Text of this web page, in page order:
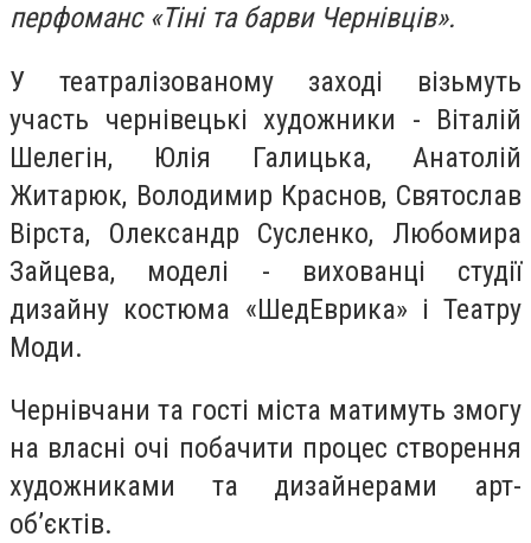
перфоманс «Тіні та барви Чернівців».
У театралізованому заході візьмуть
участь чернівецькі художники - Віталій
Шелегін, Юлія Галицька, Анатолій
Житарюк, Володимир Краснов, Святослав
Вірста, Олександр Сусленко, Любомира
Зайцева, моделі - вихованці студії
дизайну костюма «ШедЕврика» і Театру
Моди.
Чернівчани та гості міста матимуть змогу
на власні очі побачити процес створення
художниками та дизайнерами арт-
об’єктів.